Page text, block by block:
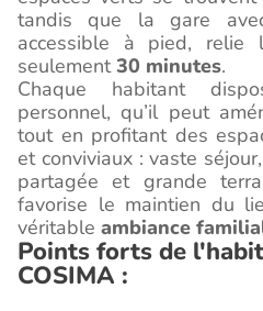
tandis que la gare
accessible à pied, relie
seulement30 minutes.
Chaque habitant
personnel, qu’il peut
tout en profitant des
et conviviaux : vaste
partagée et grande
favorise le maintien du
véritable ambiance
Points forts de
COSIMA :